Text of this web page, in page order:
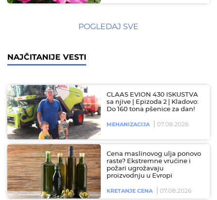
POGLEDAJ SVE
NAJČITANIJE VESTI
CLAAS EVION 430 ISKUSTVA
sa njive | Epizoda 2 | Kladovo:
Do 160 tona pšenice za dan!
MEHANIZACIJA 07.08.2026
Cena maslinovog ulja ponovo
raste? Ekstremne vrućine i
požari ugrožavaju
proizvodnju u Evropi
KRETANJE CENA 07.08.2026